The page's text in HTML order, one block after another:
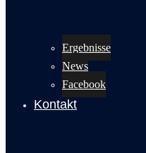
Ergebnisse
News
Facebook
Kontakt